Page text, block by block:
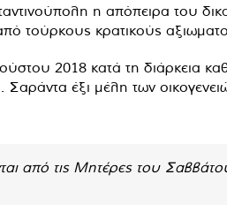
η απόπειρα του
από τούρκους κρατικούς
2018 κατά τη διάρκεια
έξι μέλη των
από τις Μητέρες του